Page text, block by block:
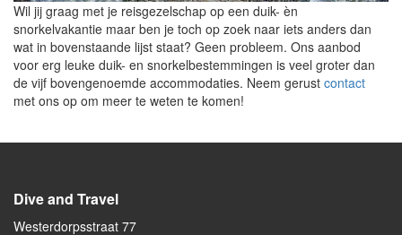
Wil jij graag met je reisgezelschap op een duik- èn
snorkelvakantie maar ben je toch op zoek naar iets anders dan
wat in bovenstaande lijst staat? Geen probleem. Ons aanbod
voor erg leuke duik- en snorkelbestemmingen is veel groter dan
de vijf bovengenoemde accommodaties. Neem gerust contact
met ons op om meer te weten te komen!
Dive and Travel
Westerdorpsstraat 77